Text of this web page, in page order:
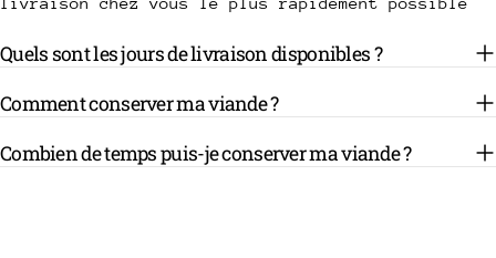
Quels sont les jours de livraison disponibles ?
Comment conserver ma viande ?
Combien de temps puis-je conserver ma viande ?